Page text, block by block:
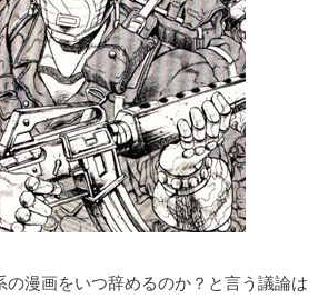
の漫画をいつ辞めるのか？と言う議論は